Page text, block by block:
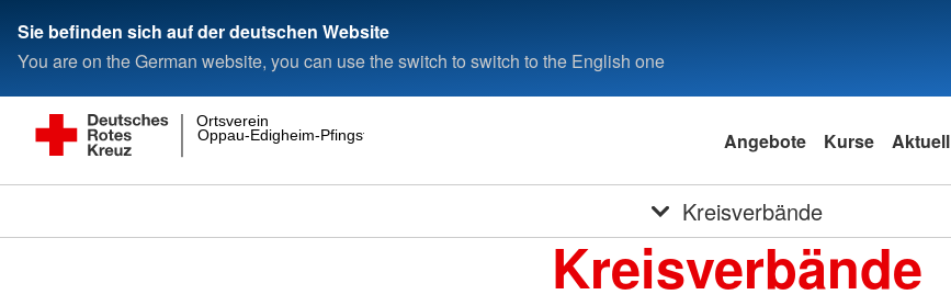
Sie befinden sich auf der deutschen Website
You are on the German website, you can use the switch to switch to the English one
Oppau-Edigheim-Pfingstweide e.V.
Ortsverein
Angebote Kurse Aktuell
Kreisverbände
Kreisverbände